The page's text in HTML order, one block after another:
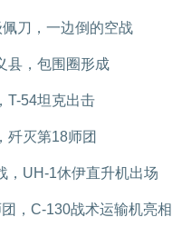
刀，一边倒的空战
县，包围圈形成
T-54坦克出击
歼灭第18师团
，UH-1休伊直升机出场
，C-130战术运输机亮相